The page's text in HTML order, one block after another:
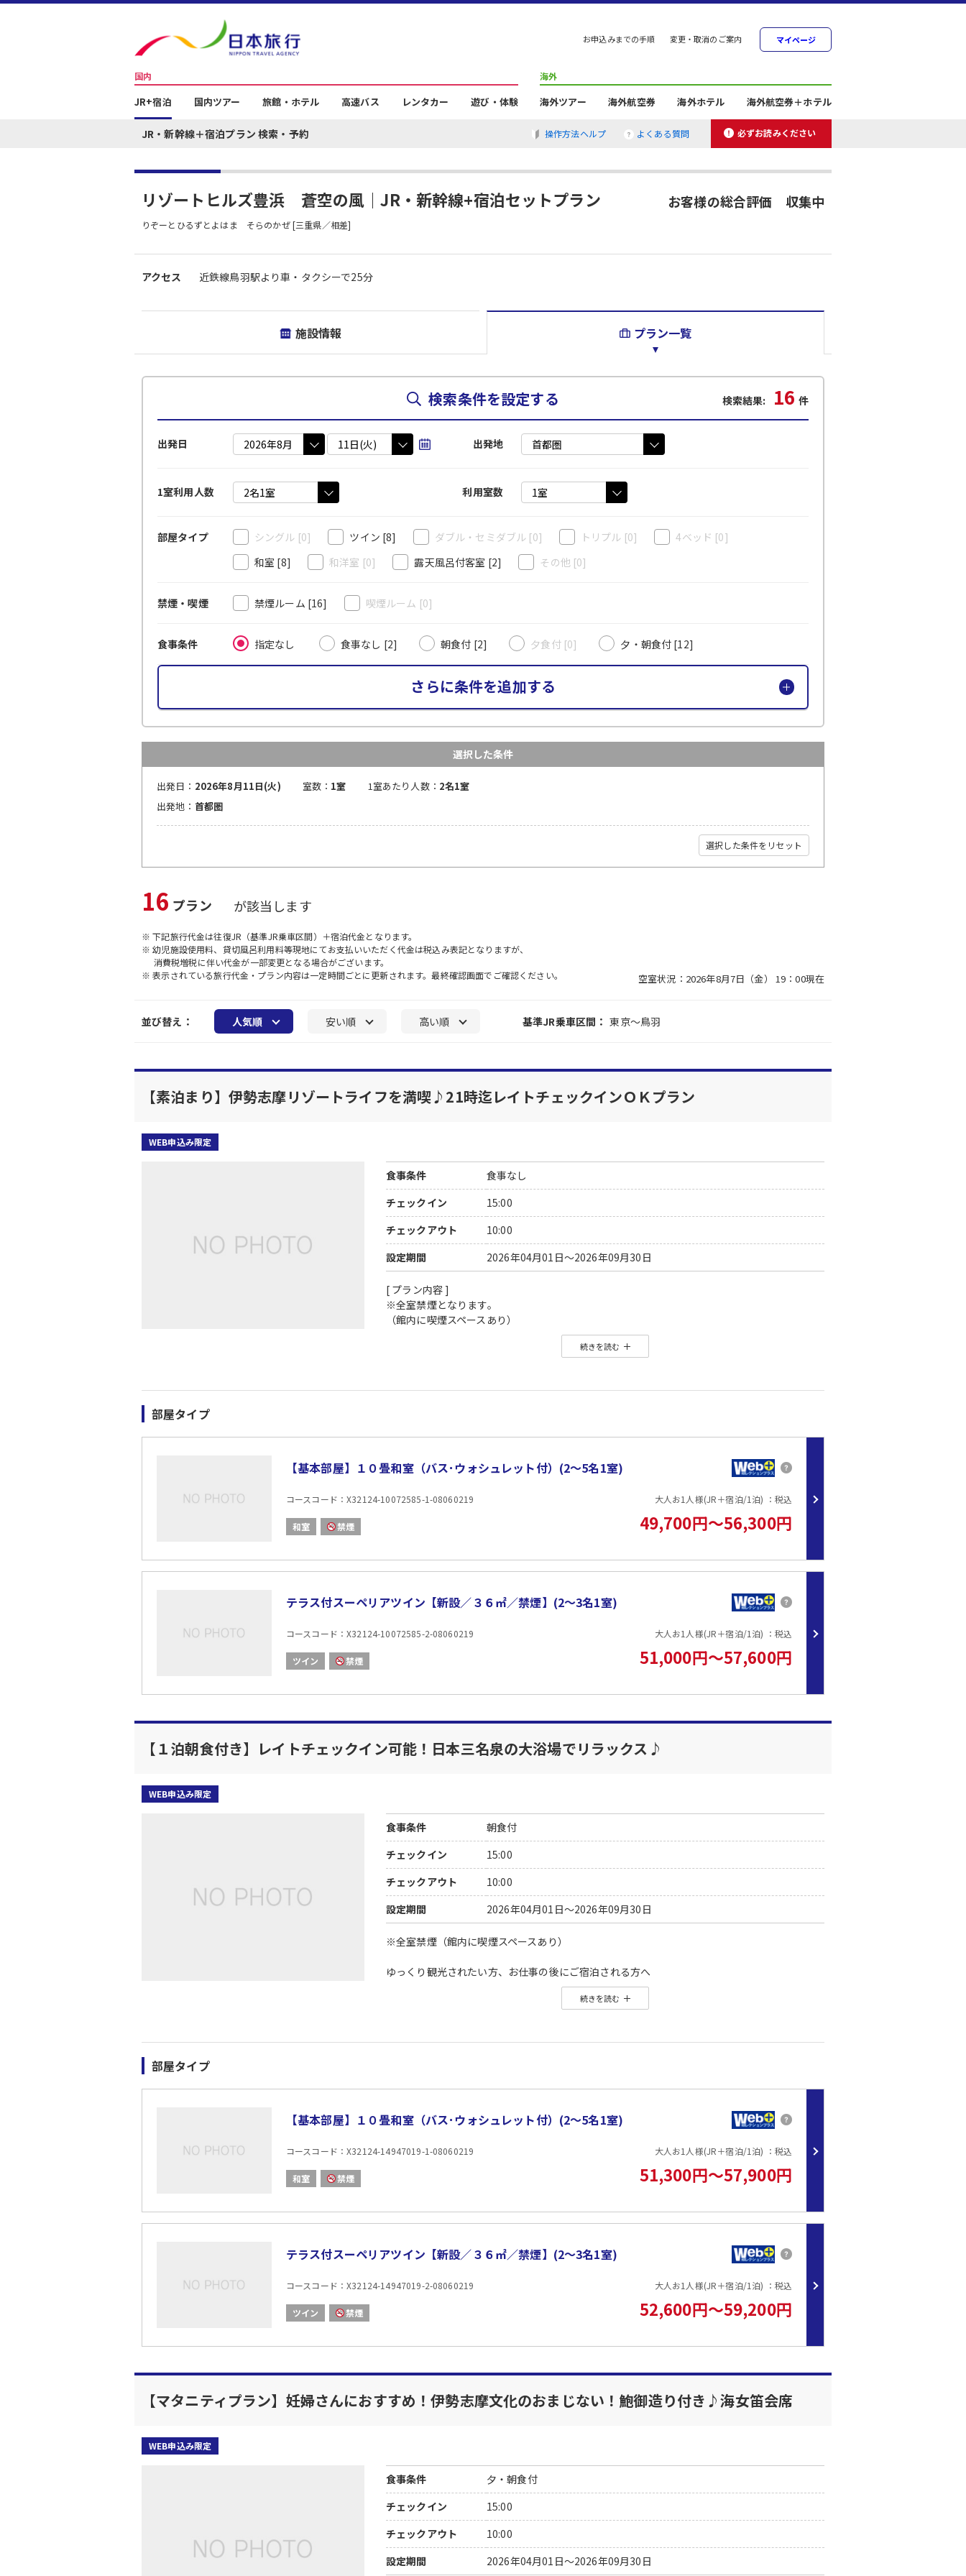
お申込みまでの手順 変更・取消のご案内 マイページ
国内
JR+宿泊 国内ツアー 旅館・ホテル 高速バス レンタカー 遊び・体験
海外
海外ツアー 海外航空券 海外ホテル 海外航空券＋ホテル
JR・新幹線＋宿泊プラン 検索・予約 操作方法ヘルプ よくある質問 必ずお読みください
リゾートヒルズ豊浜 蒼空の風｜JR・新幹線+宿泊セットプラン
りぞーとひるずとよはま そらのかぜ [三重県／相差]
お客様の総合評価 収集中
アクセス 近鉄線鳥羽駅より車・タクシーで25分
施設情報 プラン一覧
検索条件を設定する 検索結果: 16 件
出発日 出発地
1室利用人数 利用室数
部屋タイプ シングル [0] ツイン [8] ダブル・セミダブル [0] トリプル [0] 4ベッド [0]
和室 [8] 和洋室 [0] 露天風呂付客室 [2] その他[0]
禁煙・喫煙 禁煙ルーム [16] 喫煙ルーム [0]
食事条件 指定なし 食事なし [2] 朝食付 [2] 夕食付 [0] 夕・朝食付 [12]
さらに条件を追加する
選択した条件
出発日： 2026年8月11日(火) 室数： 1室 1室あたり人数： 2名1室
出発地： 首都圏
選択した条件をリセット
16 プラン が該当します
※ 下記旅行代金は往復JR（基準JR乗車区間）＋宿泊代金となります。
※ 幼児施設使用料、貸切風呂利用料等現地にてお支払いいただく代金は税込み表記となりますが、
消費税増税に伴い代金が一部変更となる場合がございます。
※ 表示されている旅行代金・プラン内容は一定時間ごとに更新されます。最終確認画面でご確認ください。
空室状況：2026年8月7日（金） 19：00現在
並び替え： 人気順 安い順 高い順 基準JR乗車区間： 東京～鳥羽
【素泊まり】伊勢志摩リゾートライフを満喫♪21時迄レイトチェックインＯＫプラン
WEB申込み限定
食事条件
食事なし
チェックイン
15:00
チェックアウト
10:00
設定期間
2026年04月01日～2026年09月30日
[ プラン内容 ]
※全室禁煙となります。
（館内に喫煙スペースあり）
最近、人気の一人旅にもお薦めの企画！
※近くにはコンビンやレストランがございませんので
・当日15：00～23：30 ／ 翌朝6：00～9：30
湯上り処に無料マッサージ機
鳥羽水族館、伊勢シーパラダイス、イルカ島、志摩スペイン村
見どころ満載の伊勢志摩です♪
※数多く観光される場合、自家用車又はレンタカーがお薦めです♪
・鳥羽駅発 15:00、16:30（要事前予約）
【お子様のご予約について】
幼児（食事または布団あり）、添い寝幼児（食事・布団なし）のご予約は
続きを読む
部屋タイプ
【基本部屋】１０畳和室（バス･ウォシュレット付）(2〜5名1室)
コースコード：X32124-10072585-1-08060219
和室 禁煙
大人お1人様(JR＋宿泊/1泊) ：税込
49,700円～56,300円
テラス付スーペリアツイン【新設／３６㎡／禁煙】(2〜3名1室)
コースコード：X32124-10072585-2-08060219
ツイン 禁煙
大人お1人様(JR＋宿泊/1泊) ：税込
51,000円～57,600円
【１泊朝食付き】レイトチェックイン可能！日本三名泉の大浴場でリラックス♪
WEB申込み限定
食事条件
朝食付
チェックイン
15:00
チェックアウト
10:00
設定期間
2026年04月01日～2026年09月30日
※全室禁煙（館内に喫煙スペースあり）
ゆっくり観光されたい方、お仕事の後にご宿泊される方へ
レイトチェックイン可能の１泊朝食付きプランです。
＝＝＝＝＝＝＝＝＝＝＝＝＝＝＝＝＝＝＝＝＝＝＝＝＝＝
朝食はダイニングでのご用意となります。
【大浴場】
ＰＨ９．３とお肌に大変優しい美肌の湯でございます。
2）夢心地のハンモックもご自由にご利用下さい。
3）最上階展望室からは相差屈指の眺望がご覧頂けます。
4）大浴場に無料のマッサージチェアーをご用意しております。
【お子様連れのお客様へ】
素泊まり、一泊朝食プランでご予約の際にお子様のプラン内容が【食事付】にて表示される場合がございます。
システム上、予約されたプランとは異なる表示になる場合がございますので、予めご了承くださいませ。
【観光地ご案内】
伊勢神宮（車で約35分）、石神さん（徒歩 約10分）、鳥羽水族館（車で約30分）
続きを読む
部屋タイプ
【基本部屋】１０畳和室（バス･ウォシュレット付）(2〜5名1室)
コースコード：X32124-14947019-1-08060219
和室 禁煙
大人お1人様(JR＋宿泊/1泊) ：税込
51,300円～57,900円
テラス付スーペリアツイン【新設／３６㎡／禁煙】(2〜3名1室)
コースコード：X32124-14947019-2-08060219
ツイン 禁煙
大人お1人様(JR＋宿泊/1泊) ：税込
52,600円～59,200円
【マタニティプラン】妊婦さんにおすすめ！伊勢志摩文化のおまじない！鮑御造り付き♪海女笛会席
WEB申込み限定
食事条件
夕・朝食付
チェックイン
15:00
チェックアウト
10:00
設定期間
2026年04月01日～2026年09月30日